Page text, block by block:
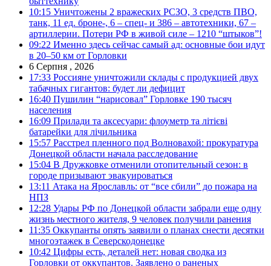
10:15 Уничтожены 2 вражеских РСЗО, 3 средств ПВО,
танк, 11 ед. броне-, 6 – спец- и 386 – автотехники, 67 –
артиллерии. Потери РФ в живой силе – 1210 “штыков”!
09:22 Именно здесь сейчас самый ад: основные бои идут
в 20–50 км от Горловки
6 Серпня , 2026
17:33 Россияне уничтожили склады с продукцией двух
табачных гигантов: будет ли дефицит
16:40 Пушилин “нарисовал” Горловке 190 тысяч
населения
16:09 Прилади та аксесуари: флоуметр та літієві
батарейки для лічильника
15:57 Расстрел пленного под Волновахой: прокуратура
Донецкой области начала расследование
15:04 В Дружковке отменили отопительный сезон: в
городе призывают эвакуироваться
13:11 Атака на Ярославль: от “все сбили” до пожара на
НПЗ
12:28 Удары РФ по Донецкой области забрали еще одну
жизнь местного жителя, 9 человек получили ранения
11:35 Оккупанты опять заявили о планах снести десятки
многоэтажек в Северскодонецке
10:42 Цифры есть, деталей нет: новая сводка из
Горловки от оккупантов. Заявлено о раненых